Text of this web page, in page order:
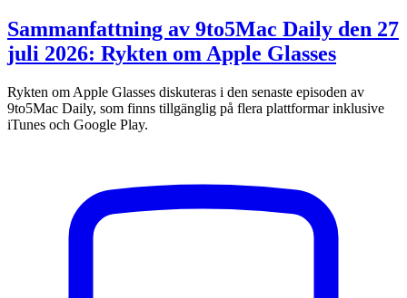
Sammanfattning av 9to5Mac Daily den 27
juli 2026: Rykten om Apple Glasses
Rykten om Apple Glasses diskuteras i den senaste episoden av
9to5Mac Daily, som finns tillgänglig på flera plattformar inklusive
iTunes och Google Play.